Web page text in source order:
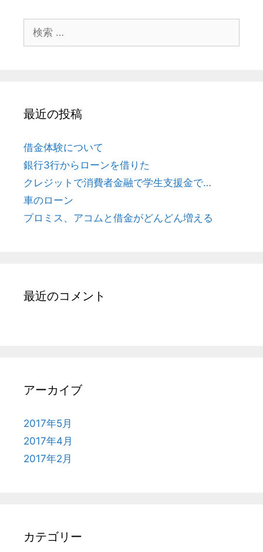
ゲ
シ
最近の投稿
借金体験について
銀行3行からローンを借りた
クレジットで消費者金融で学生支援金で…
車のローン
プロミス、アコムと借金がどんどん増える
最近のコメント
アーカイブ
2017年5月
2017年4月
2017年2月
カテゴリー